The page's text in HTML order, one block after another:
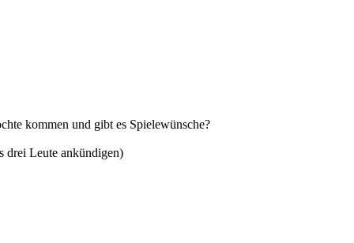
kommen und gibt es Spielewünsche?
drei Leute ankündigen)